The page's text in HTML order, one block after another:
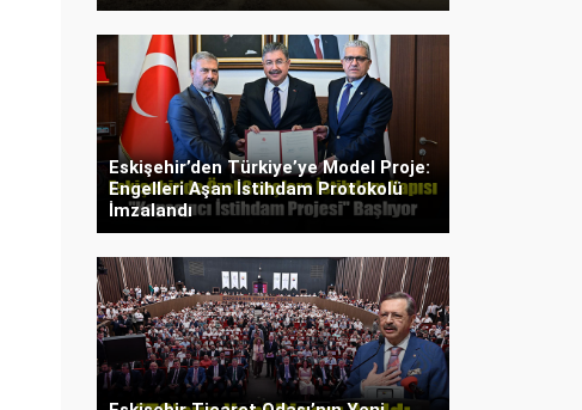
Eskişehir’den Türkiye’ye Model Proje:
Engelleri Aşan İstihdam Protokolü
İmzalandı